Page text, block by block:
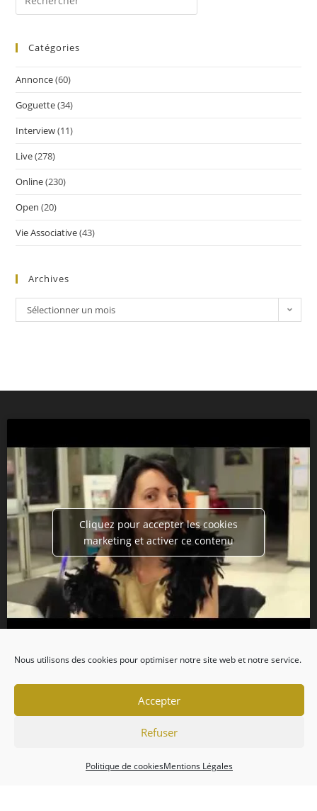
Nous utilisons des cookies pour optimiser notre site web et notre service.
Accepter
Refuser
Politique de cookiesMentions Légales
Catégories
Annonce(60)
Goguette(34)
Interview(11)
Live(278)
Online(230)
Open (20)
Vie Associative(43)
Archives
Sélectionner un mois
Cliquez pour accepter les cookies
marketing et activer ce contenu